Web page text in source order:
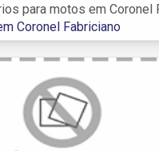
para motos em Coronel
Coronel Fabriciano